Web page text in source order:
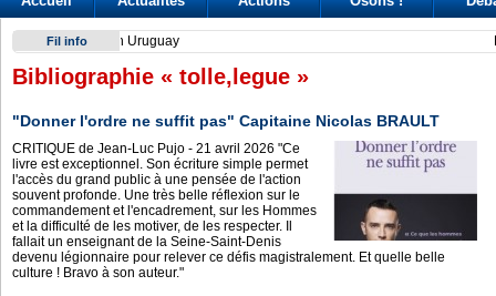
Fil info Have Tokyo and Seoul overcome their on-again, off-again
Bibliographie « tolle,legue »
"Donner l'ordre ne suffit pas" Capitaine Nicolas BRAULT
CRITIQUE de Jean-Luc Pujo - 21 avril 2026 "Ce
livre est exceptionnel. Son écriture simple permet
l'accès du grand public à une pensée de l'action
souvent profonde. Une très belle réflexion sur le
commandement et l'encadrement, sur les Hommes
et la difficulté de les motiver, de les respecter. Il
fallait un enseignant de la Seine-Saint-Denis
devenu légionnaire pour relever ce défis magistralement. Et quelle belle
culture ! Bravo à son auteur."